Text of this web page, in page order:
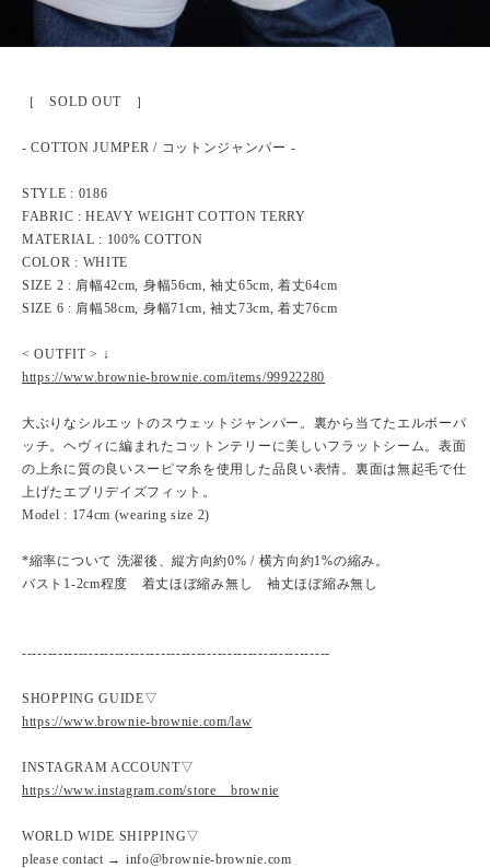
［ SOLD OUT ］
- COTTON JUMPER / コットンジャンパー -
STYLE : 0186
FABRIC : HEAVY WEIGHT COTTON TERRY
MATERIAL : 100% COTTON
COLOR : WHITE
SIZE 2 : 肩幅42cm, 身幅56cm, 袖丈65cm, 着丈64cm
SIZE 6 : 肩幅58cm, 身幅71cm, 袖丈73cm, 着丈76cm
< OUTFIT > ↓
https://www.brownie-brownie.com/items/99922280
大ぶりなシルエットのスウェットジャンパー。裏から当てたエルボーパ
ッチ。ヘヴィに編まれたコットンテリーに美しいフラットシーム。表面
の上糸に質の良いスーピマ糸を使用した品良い表情。裏面は無起毛で仕
上げたエブリデイズフィット。
Model : 174cm (wearing size 2)
*縮率について 洗濯後、縦方向約0% / 横方向約1%の縮み。
バスト1-2cm程度 着丈ほぼ縮み無し 袖丈ほぼ縮み無し
------------------------------------------------------------
SHOPPING GUIDE▽
https://www.brownie-brownie.com/law
INSTAGRAM ACCOUNT▽
https://www.instagram.com/store__brownie
WORLD WIDE SHIPPING▽
please contact → info@brownie-brownie.com